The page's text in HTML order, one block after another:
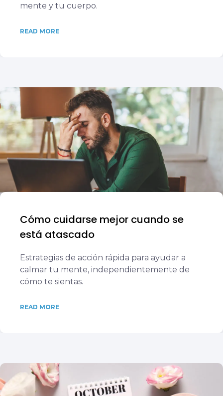
mente y tu cuerpo.
READ MORE
Cómo cuidarse mejor cuando se
está atascado
Estrategias de acción rápida para ayudar a
calmar tu mente, independientemente de
cómo te sientas.
READ MORE